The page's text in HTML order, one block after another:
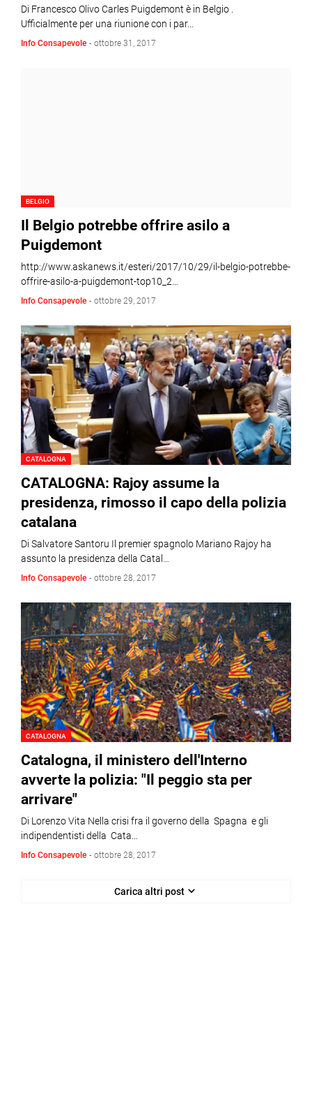
Di Francesco Olivo Carles Puigdemont è in Belgio .
Ufficialmente per una riunione con i par…
Info Consapevole - ottobre 31, 2017
BELGIO
Il Belgio potrebbe offrire asilo a
Puigdemont
http://www.askanews.it/esteri/2017/10/29/il-belgio-potrebbe-
offrire-asilo-a-puigdemont-top10_2…
Info Consapevole - ottobre 29, 2017
CATALOGNA
CATALOGNA: Rajoy assume la
presidenza, rimosso il capo della polizia
catalana
Di Salvatore Santoru Il premier spagnolo Mariano Rajoy ha
assunto la presidenza della Catal…
Info Consapevole - ottobre 28, 2017
CATALOGNA
Catalogna, il ministero dell'Interno
avverte la polizia: "Il peggio sta per
arrivare"
Di Lorenzo Vita Nella crisi fra il governo della Spagna e gli
indipendentisti della Cata…
Info Consapevole - ottobre 28, 2017
Carica altri post